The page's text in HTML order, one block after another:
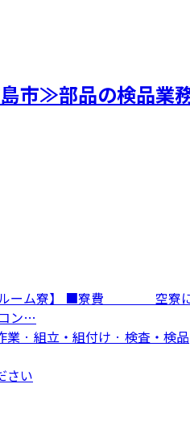
市≫部品の検品業
ワンルーム寮】 ■寮
ン…
業 · 組立・組付け · 検査・検品
さい